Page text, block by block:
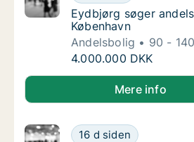
Eydbjørg søger
Eydbjørg søger
København
Andelsbolig
90 -
Eydbjørg søger
4.000.000 DKK
Eydbjørg søger andelsbolig i
Mere info
Mariam søger
16 d siden